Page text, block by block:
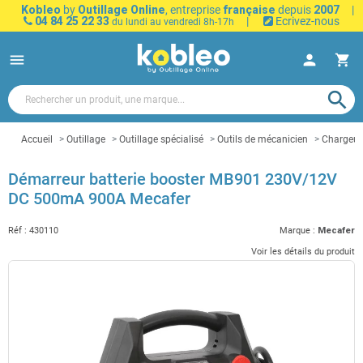
Kobleo by Outillage Online, entreprise française depuis 2007
|
04 84 25 22 33 du lundi au vendredi 8h-17h | Ecrivez-nous
menu person shopping_cart
search
Accueil Outillage Outillage spécialisé Outils de mécanicien
Démarreur batterie booster MB901 230V/12V
DC 500mA 900A Mecafer
Réf : 430110 Marque : Mecafer
Voir les détails du produit